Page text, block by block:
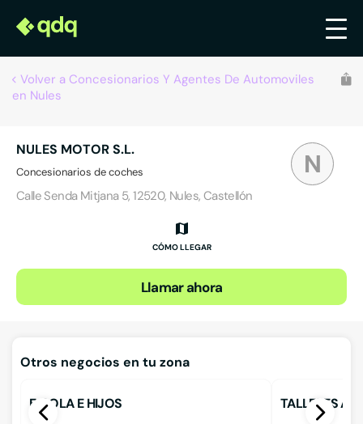
Volver a Concesionarios Y Agentes De Automoviles
en Nules
N
NULES MOTOR S.L.
Concesionarios de coches
Calle Senda Mitjana 5, 12520, Nules, Castellón
CÓMO LLEGAR
Llamar ahora
Otros negocios en tu zona
E. SOLA E HIJOS TALLERES